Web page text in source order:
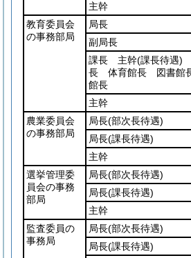
主幹
教育委員会
の事務部局
局長
副局長
課長 主幹(課長待遇)
長 体育館長 図書館
館長
主幹
農業委員会
の事務部局
局長(部次長待遇)
局長(課長待遇)
主幹
選挙管理委
員会の事務
部局
局長(部次長待遇)
局長(課長待遇)
主幹
監査委員の
事務局
局長(部次長待遇)
局長(課長待遇)